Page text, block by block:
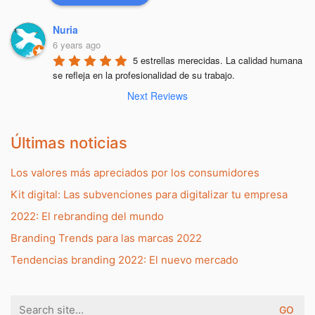
Nuria
6 years ago
5 estrellas merecidas. La calidad humana
se refleja en la profesionalidad de su trabajo.
Next Reviews
Últimas noticias
Los valores más apreciados por los consumidores
Kit digital: Las subvenciones para digitalizar tu empresa
2022: El rebranding del mundo
Branding Trends para las marcas 2022
Tendencias branding 2022: El nuevo mercado